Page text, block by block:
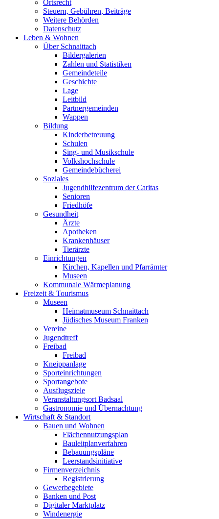
Ortsrecht
Steuern, Gebühren, Beiträge
Weitere Behörden
Datenschutz
Leben & Wohnen
Über Schnaittach
Bildergalerien
Zahlen und Statistiken
Gemeindeteile
Geschichte
Lage
Leitbild
Partnergemeinden
Wappen
Bildung
Kinderbetreuung
Schulen
Sing- und Musikschule
Volkshochschule
Gemeindebücherei
Soziales
Jugendhilfezentrum der Caritas
Senioren
Friedhöfe
Gesundheit
Ärzte
Apotheken
Krankenhäuser
Tierärzte
Einrichtungen
Kirchen, Kapellen und Pfarrämter
Museen
Kommunale Wärmeplanung
Freizeit & Tourismus
Museen
Heimatmuseum Schnaittach
Jüdisches Museum Franken
Vereine
Jugendtreff
Freibad
Freibad
Kneippanlage
Sporteinrichtungen
Sportangebote
Ausflugsziele
Veranstaltungsort Badsaal
Gastronomie und Übernachtung
Wirtschaft & Standort
Bauen und Wohnen
Flächennutzungsplan
Bauleitplanverfahren
Bebauungspläne
Leerstandsinitiative
Firmenverzeichnis
Registrierung
Gewerbegebiete
Banken und Post
Digitaler Marktplatz
Windenergie